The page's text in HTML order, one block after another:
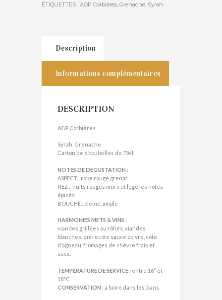
ÉTIQUETTES : AOP Corbières, Grenache, Syrah
Description
Informations complémentaires
DESCRIPTION
AOP Corbières
Syrah, Grenache
Carton de 6 bouteilles de 75cl
NOTES DE DEGUSTATION :
ASPECT : robe rouge grenat
NEZ : fruits rouges mûrs et légères notes
épicés
BOUCHE : pleine, ample
HARMONIES METS & VINS :
viandes grillées ou rôties, viandes
blanches, entrecôte sauce poivre, côte
d’agneau, fromages de chèvre frais et
secs.
TEMPERATURE DE SERVICE : entre 16° et
18°C
CONSERVATION : à boire dans les 5 ans.